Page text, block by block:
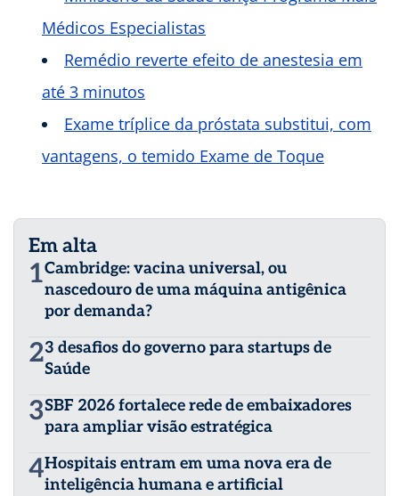
Médicos Especialistas
Remédio reverte efeito de anestesia em
até 3 minutos
Exame tríplice da próstata substitui, com
vantagens, o temido Exame de Toque
Em alta
1Cambridge: vacina universal, ou
nascedouro de uma máquina antigênica
por demanda?
23 desafios do governo para startups de
Saúde
3SBF 2026 fortalece rede de embaixadores
para ampliar visão estratégica
4Hospitais entram em uma nova era de
inteligência humana e artificial